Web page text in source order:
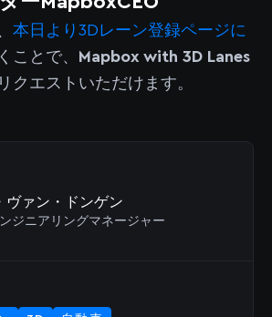
本日より3Dレーン登録ページに
ことで、
Mapbox with 3D Lanes
クエストいただけます。
ヴァン・ドンゲン
ジニアリングマネージャー